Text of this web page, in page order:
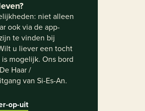
niet alleen
ook via de app-
te vinden bij
u liever een tocht
mogelijk. Ons bord
Haar /
van Si-Es-An.
op-uit